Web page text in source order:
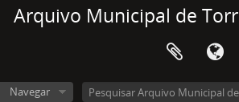
Arquivo Municipal de
Navegar